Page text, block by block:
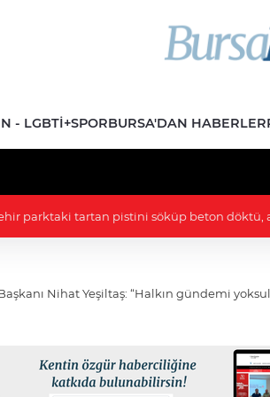
- LGBTİ+SPORBURSA'DAN HABERLER
'çerçeve yasa'yı görüştü
Nihat Yeşiltaş: “Halkın gündemi